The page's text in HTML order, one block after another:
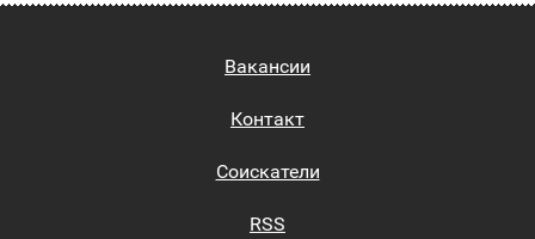
Вакансии
Контакт
Соискатели
RSS